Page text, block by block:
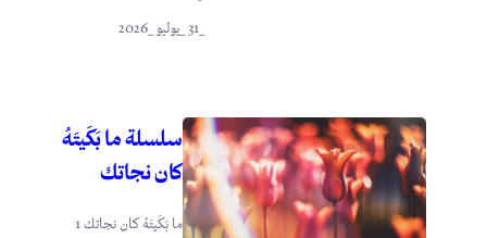
سلسلة ما بَكَيتَهُ
كان نجاتك
ما بَكَيتَهُ كان نجاتك 1